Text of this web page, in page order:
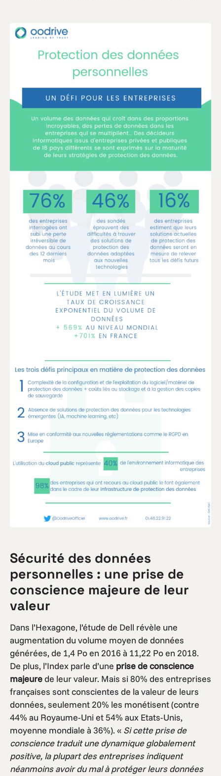
Sécurité des données
personnelles : une prise de
conscience majeure de leur
valeur
Dans l’Hexagone, l’étude de Dell révèle une
augmentation du volume moyen de données
générées, de 1,4 Po en 2016 à 11,22 Po en 2018.
De plus, l’Index parle d’une prise de conscience
majeurede leur valeur. Mais si 80% des entreprises
françaises sont conscientes de la valeur de leurs
données, seulement 20% les monétisent (contre
44% au Royaume-Uni et 54% aux Etats-Unis,
moyenne mondiale à 36%). « Si cette prise de
conscience traduit une dynamique globalement
positive, la plupart des entreprises indiquent
néanmoins avoir du mal à protéger leurs données